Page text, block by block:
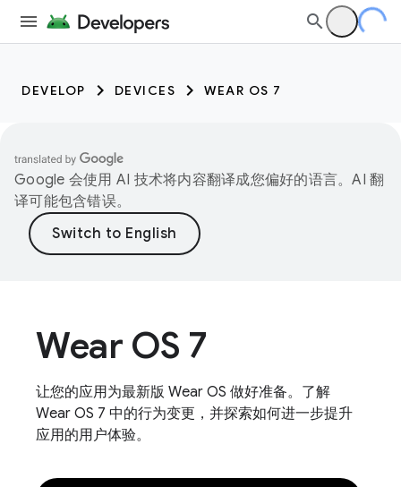
DEVELOP DEVICES WEAR OS 7
Google 会使用 AI 技术将内容翻译成您偏好的语言。AI 翻
译可能包含错误。
Wear OS 7
让您的应用为最新版 Wear OS 做好准备。了解
Wear OS 7 中的行为变更，并探索如何进一步提升
应用的用户体验。